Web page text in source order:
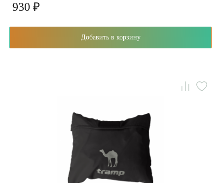
930 ₽
Добавить в корзину